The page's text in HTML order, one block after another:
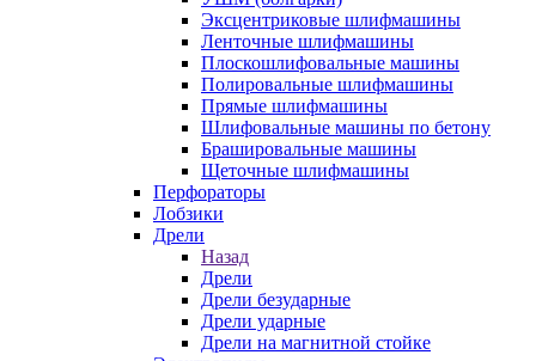
Эксцентриковые шлифмашины
Ленточные шлифмашины
Плоскошлифовальные машины
Полировальные шлифмашины
Прямые шлифмашины
Шлифовальные машины по бетону
Брашировальные машины
Щеточные шлифмашины
Перфораторы
Лобзики
Дрели
Назад
Дрели
Дрели безударные
Дрели ударные
Дрели на магнитной стойке